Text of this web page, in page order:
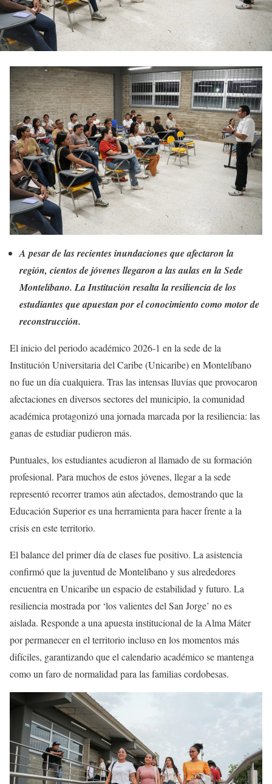
A pesar de las recientes inundaciones que afectaron la
región, cientos de jóvenes llegaron a las aulas en la Sede
Montelíbano. La Institución resalta la resiliencia de los
estudiantes que apuestan por el conocimiento como motor de
reconstrucción.
El inicio del periodo académico 2026-1 en la sede de la
Institución Universitaria del Caribe (Unicaribe) en Montelíbano
no fue un día cualquiera. Tras las intensas lluvias que provocaron
afectaciones en diversos sectores del municipio, la comunidad
académica protagonizó una jornada marcada por la resiliencia: las
ganas de estudiar pudieron más.
Puntuales, los estudiantes acudieron al llamado de su formación
profesional. Para muchos de estos jóvenes, llegar a la sede
representó recorrer tramos aún afectados, demostrando que la
Educación Superior es una herramienta para hacer frente a la
crisis en este territorio.
El balance del primer día de clases fue positivo. La asistencia
confirmó que la juventud de Montelíbano y sus alrededores
encuentra en Unicaribe un espacio de estabilidad y futuro. La
resiliencia mostrada por ‘los valientes del San Jorge’ no es
aislada. Responde a una apuesta institucional de la Alma Máter
por permanecer en el territorio incluso en los momentos más
difíciles, garantizando que el calendario académico se mantenga
como un faro de normalidad para las familias cordobesas.